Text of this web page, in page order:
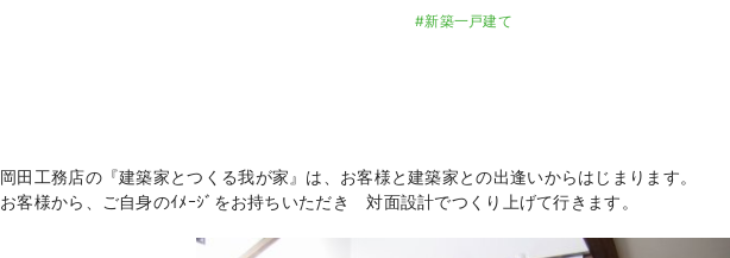
#新築一戸建て
岡田工務店の『建築家とつくる我が家』は、お客様と建築家との出逢いからはじまります。
お客様から、ご自身のｲﾒｰｼﾞをお持ちいただき 対面設計でつくり上げて行きます。